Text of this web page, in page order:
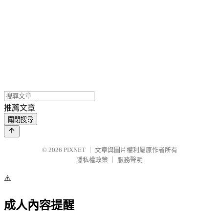
推薦文章
關閉搜尋
© 2026 PIXNET
文章與圖片權利屬原作者所有
隱私權政策
服務聲明
⚠️
成人內容提醒